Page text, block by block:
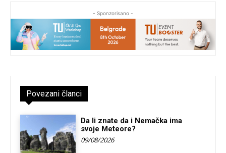
- Sponzorisano -
Povezani članci
Da li znate da i Nemačka ima
svoje Meteore?
09/08/2026